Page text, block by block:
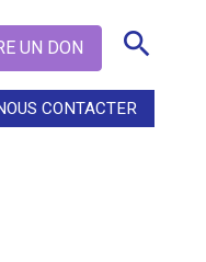
UN DON search
CONTACTER